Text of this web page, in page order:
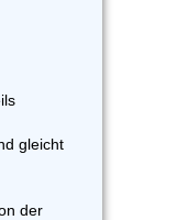
gleicht
der